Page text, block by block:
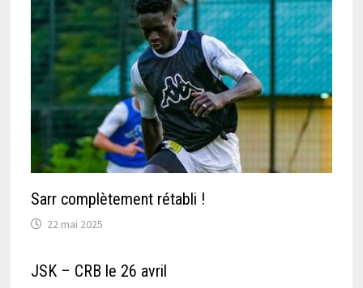
Sarr complètement rétabli !
22 mai 2025
JSK – CRB le 26 avril